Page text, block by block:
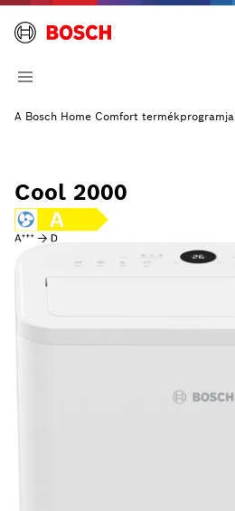
A Bosch Home Comfort termékprogramja
Cool 2000